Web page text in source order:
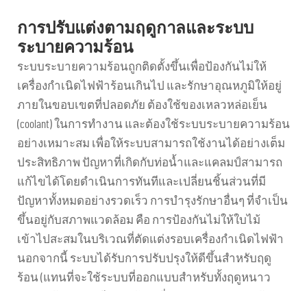
การปรับแต่งตามฤดูกาลและระบบ
ระบายความร้อน
ระบบระบายความร้อนถูกติดตั้งขึ้นเพื่อป้องกันไม่ให้
เครื่องกำเนิดไฟฟ้าร้อนเกินไป และรักษาอุณหภูมิให้อยู่
ภายในขอบเขตที่ปลอดภัย ต้องใช้ของเหลวหล่อเย็น
(coolant) ในการทำงาน และต้องใช้ระบบระบายความร้อน
อย่างเหมาะสม เพื่อให้ระบบสามารถใช้งานได้อย่างเต็ม
ประสิทธิภาพ ปัญหาที่เกิดกับท่อน้ำและแคลมป์สามารถ
แก้ไขได้โดยดำเนินการทันทีและเปลี่ยนชิ้นส่วนที่มี
ปัญหาทั้งหมดอย่างรวดเร็ว การบำรุงรักษาอื่นๆ ที่จำเป็น
ขึ้นอยู่กับสภาพแวดล้อม คือ การป้องกันไม่ให้ใบไม้
เข้าไปสะสมในบริเวณที่ตัดแต่งรอบเครื่องกำเนิดไฟฟ้า
นอกจากนี้ ระบบได้รับการปรับปรุงให้ดีขึ้นสำหรับฤดู
ร้อน (แทนที่จะใช้ระบบที่ออกแบบสำหรับทั้งฤดูหนาว